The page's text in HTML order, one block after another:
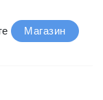
Магазин